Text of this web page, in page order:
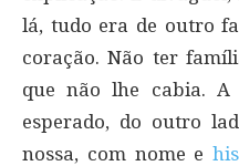
lá, tudo era de outro
coração. Não ter
que não lhe cabia.
esperado, do outro
nossa, com nome e